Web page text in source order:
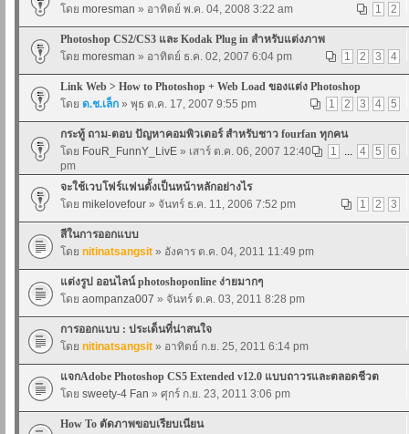
1
2
โดย moresman » อาทิตย์ พ.ค. 04, 2008 3:22 am
Photoshop CS2/CS3 และ Kodak Plug in สำหรับแต่งภาพ
1
2 3 4
โดย moresman » อาทิตย์ ธ.ค. 02, 2007 6:04 pm
Link Web > How to Photoshop + Web Load ของแต่ง Photoshop
1
2 3 4 5
โดย ด.ช.เล็ก » พุธ ต.ค. 17, 2007 9:55 pm
กระทู้ ถาม-ตอบ ปัญหาคอมพิวเตอร์ สำหรับชาว fourfan ทุกคน
1
... 4 5 6
โดย FouR_FunnY_LivE » เสาร์ ต.ค. 06, 2007 12:40
pm
จะใช้เวบโฟร์แฟนตั้งเป็นหน้าหลักอย่างไร
1
2 3
โดย mikelovefour » จันทร์ ธ.ค. 11, 2006 7:52 pm
สีในการออกแบบ
โดย nitinatsangsit » อังคาร ต.ค. 04, 2011 11:49 pm
แต่งรูป ออนไลน์ photoshoponline ง่ายมากๆ
โดย aompanza007 » จันทร์ ต.ค. 03, 2011 8:28 pm
การออกแบบ : ประเด็นที่น่าสนใจ
โดย nitinatsangsit » อาทิตย์ ก.ย. 25, 2011 6:14 pm
แจกAdobe Photoshop CS5 Extended v12.0 แบบถาวรและตลอดชีวต
โดย sweety-4 Fan » ศุกร์ ก.ย. 23, 2011 3:06 pm
How To ตัดภาพขอบเรียบเนียน